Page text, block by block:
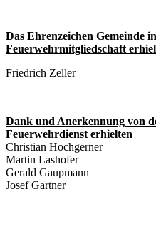
Das Ehrenzeichen Gemeinde
Feuerwehrmitgliedschaft
Friedrich Zeller
Dank und Anerkennung von
Feuerwehrdienst erhielten
Christian Hochgerner
Martin Lashofer
Gerald Gaupmann
Josef Gartner